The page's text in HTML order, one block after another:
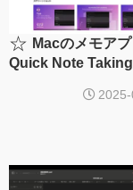
☆ Macのメモア
Quick Note Taking